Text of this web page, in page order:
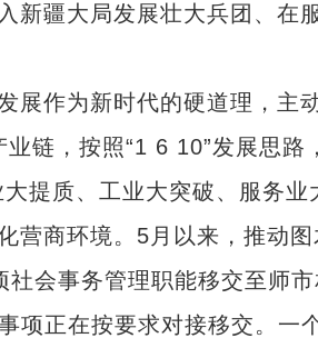
新疆大局发展壮大兵团、在
作为新时代的硬道理，主
链，按照“1 6 10”发展思路
提质、工业大突破、服务业
商环境。5月以来，推动图
社会事务管理职能移交至师
项正在按要求对接移交。一